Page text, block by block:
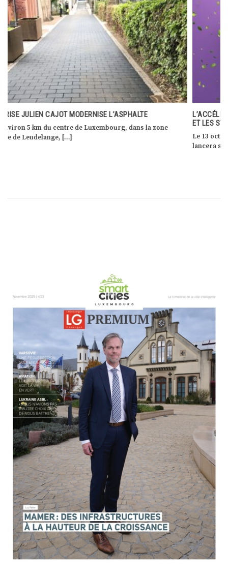
L’ACCÉLÉRATEUR DE VILLES RÉSILIENTES POUR LES ENTREPRISES
ET LES START-UPS PROPTECH
Le 13 octobre, RecAp, the Resilient Cities Accelerator Program,